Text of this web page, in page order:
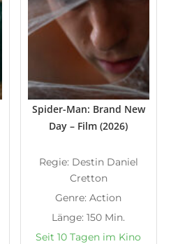
Spider-Man: Brand New
Day – Film (2026)
Regie: Destin Daniel
Cretton
Genre: Action
Länge: 150 Min.
Seit 10 Tagen im Kino